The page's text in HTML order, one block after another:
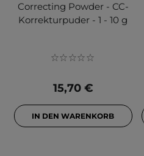
Correcting Powder - CC-
Korrekturpuder - 1 - 10 g
15,70 €
IN DEN WARENKORB